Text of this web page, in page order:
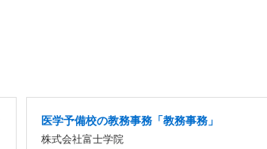
医学予備校の教務事務「教務事務」
株式会社富士学院